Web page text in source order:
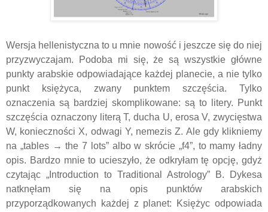
Wersja hellenistyczna to u mnie nowość i jeszcze się do niej
przyzwyczajam. Podoba mi się, że są wszystkie główne
punkty arabskie odpowiadające każdej planecie, a nie tylko
punkt księżyca, zwany punktem szczęścia. Tylko
oznaczenia są bardziej skomplikowane: są to litery. Punkt
szczęścia oznaczony literą T, ducha U, erosa V, zwycięstwa
W, konieczności X, odwagi Y, nemezis Z. Ale gdy klikniemy
na „tables → the 7 lots” albo w skrócie „f4”, to mamy ładny
opis. Bardzo mnie to ucieszyło, że odkryłam tę opcję, gdyż
czytając „Introduction to Traditional Astrology” B. Dykesa
natknęłam się na opis punktów arabskich
przyporządkowanych każdej z planet: Księżyc odpowiada